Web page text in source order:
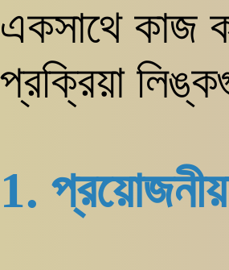
একসাথে কাজ
প্রক্রিয়া
1.